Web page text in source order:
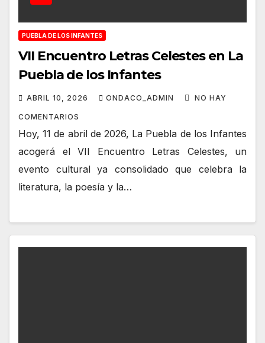
PUEBLA DE LOS INFANTES
VII Encuentro Letras Celestes en La
Puebla de los Infantes
ABRIL 10, 2026 ONDACO_ADMIN NO HAY
COMENTARIOS
Hoy, 11 de abril de 2026, La Puebla de los Infantes
acogerá el VII Encuentro Letras Celestes, un
evento cultural ya consolidado que celebra la
literatura, la poesía y la…